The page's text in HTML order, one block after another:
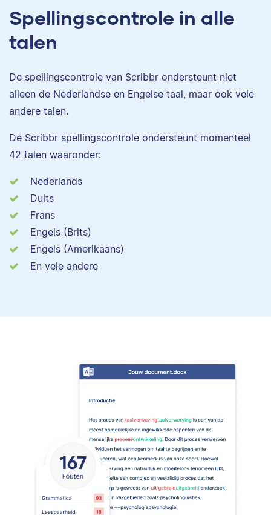
Spellingscontrole in alle
talen
De spellingscontrole van Scribbr ondersteunt niet
alleen de Nederlandse en Engelse taal, maar ook vele
andere talen.
De Scribbr spellingscontrole ondersteunt momenteel
42 talen waaronder:
Nederlands
Duits
Frans
Engels (Brits)
Engels (Amerikaans)
En vele andere